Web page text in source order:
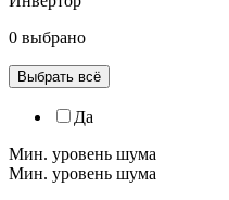
0 выбрано
Выбрать всё
Да
Мин. уровень шума
Мин. уровень шума